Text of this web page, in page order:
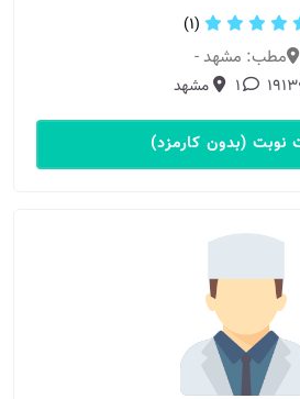
(1)
مطب: مشهد -
1913
1 مشهد
نوبت (بدون کارمزد)